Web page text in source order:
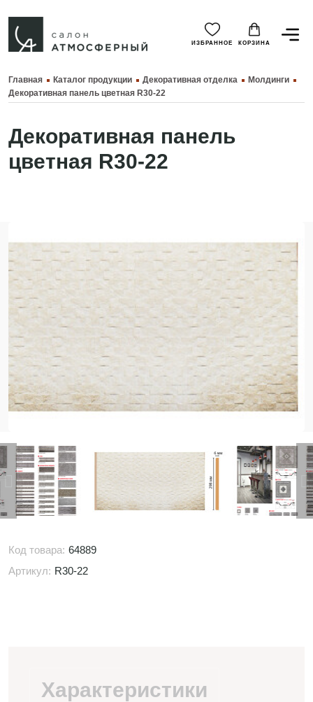
ИЗБРАННОЕ КОРЗИНА
Главная Каталог продукции Декоративная отделка
Молдинги
Декоративная панель цветная R30-22
Декоративная панель
цветная R30-22
Код товара: 64889
Артикул: R30-22
Характеристики